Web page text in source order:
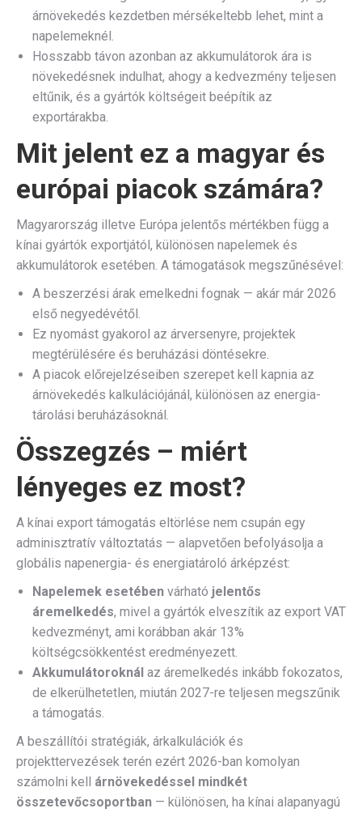
árnövekedés kezdetben mérsékeltebb lehet, mint a
napelemeknél.
Hosszabb távon azonban az akkumulátorok ára is
növekedésnek indulhat, ahogy a kedvezmény teljesen
eltűnik, és a gyártók költségeit beépítik az
exportárakba.
Mit jelent ez a magyar és
európai piacok számára?
Magyarország illetve Európa jelentős mértékben függ a
kínai gyártók exportjától, különösen napelemek és
akkumulátorok esetében. A támogatások megszűnésével:
A beszerzési árak emelkedni fognak — akár már 2026
első negyedévétől.
Ez nyomást gyakorol az árversenyre, projektek
megtérülésére és beruházási döntésekre.
A piacok előrejelzéseiben szerepet kell kapnia az
árnövekedés kalkulációjánál, különösen az energia­
tárolási beruházásoknál.
Összegzés – miért
lényeges ez most?
A kínai export támogatás eltörlése nem csupán egy
adminisztratív változtatás — alapvetően befolyásolja a
globális napenergia- és energiatároló árképzést:
Napelemek esetében várható jelentős
áremelkedés, mivel a gyártók elveszítik az export VAT
kedvezményt, ami korábban akár 13%
költségcsökkentést eredményezett.
Akkumulátoroknál az áremelkedés inkább fokozatos,
de elkerülhetetlen, miután 2027-re teljesen megszűnik
a támogatás.
A beszállítói stratégiák, árkalkulációk és
projekttervezések terén ezért 2026-ban komolyan
számolni kell árnövekedéssel mindkét
összetevőcsoportban — különösen, ha kínai alapanyagú